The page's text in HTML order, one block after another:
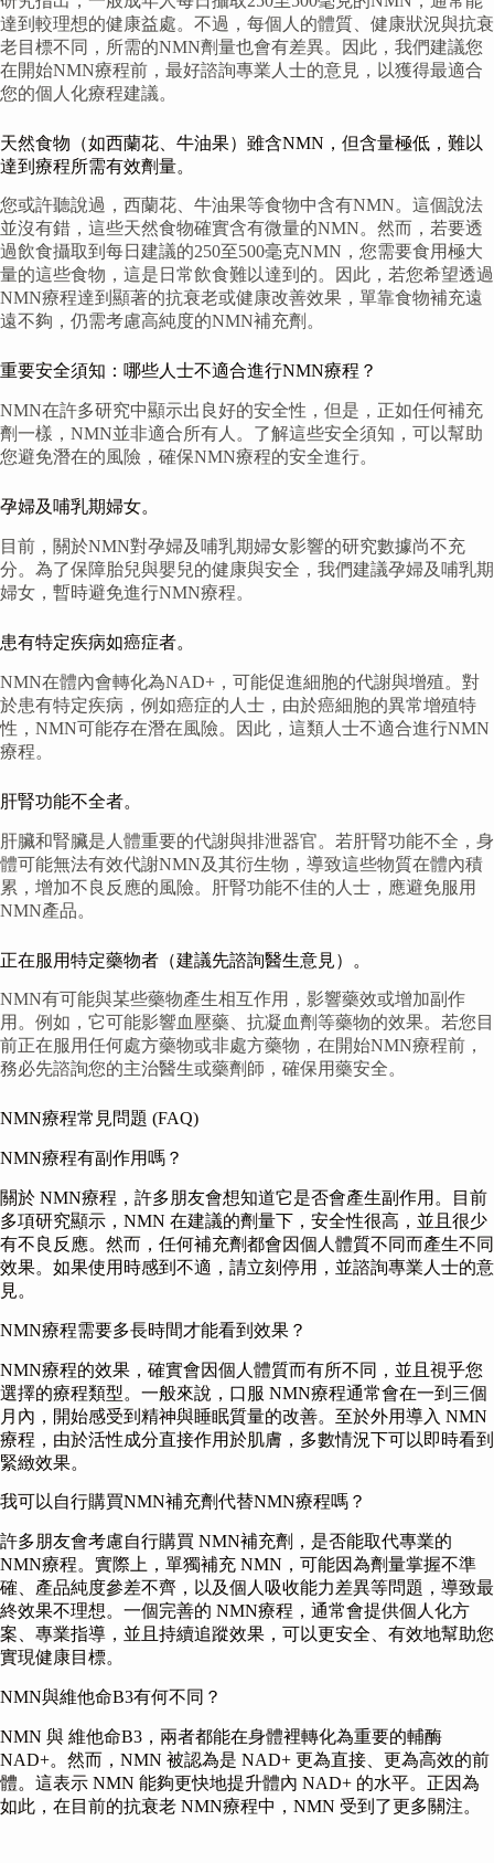
達到較理想的健康益處。不過，每個人的體質、健康狀況與抗衰
老目標不同，所需的NMN劑量也會有差異。因此，我們建議您
在開始NMN療程前，最好諮詢專業人士的意見，以獲得最適合
您的個人化療程建議。
天然食物（如西蘭花、牛油果）雖含NMN，但含量極低，難以
達到療程所需有效劑量。
您或許聽說過，西蘭花、牛油果等食物中含有NMN。這個說法
並沒有錯，這些天然食物確實含有微量的NMN。然而，若要透
過飲食攝取到每日建議的250至500毫克NMN，您需要食用極大
量的這些食物，這是日常飲食難以達到的。因此，若您希望透過
NMN療程達到顯著的抗衰老或健康改善效果，單靠食物補充遠
遠不夠，仍需考慮高純度的NMN補充劑。
重要安全須知：哪些人士不適合進行NMN療程？
NMN在許多研究中顯示出良好的安全性，但是，正如任何補充
劑一樣，NMN並非適合所有人。了解這些安全須知，可以幫助
您避免潛在的風險，確保NMN療程的安全進行。
孕婦及哺乳期婦女。
目前，關於NMN對孕婦及哺乳期婦女影響的研究數據尚不充
分。為了保障胎兒與嬰兒的健康與安全，我們建議孕婦及哺乳期
婦女，暫時避免進行NMN療程。
患有特定疾病如癌症者。
NMN在體內會轉化為NAD+，可能促進細胞的代謝與增殖。對
於患有特定疾病，例如癌症的人士，由於癌細胞的異常增殖特
性，NMN可能存在潛在風險。因此，這類人士不適合進行NMN
療程。
肝腎功能不全者。
肝臟和腎臟是人體重要的代謝與排泄器官。若肝腎功能不全，身
體可能無法有效代謝NMN及其衍生物，導致這些物質在體內積
累，增加不良反應的風險。肝腎功能不佳的人士，應避免服用
NMN產品。
正在服用特定藥物者（建議先諮詢醫生意見）。
NMN有可能與某些藥物產生相互作用，影響藥效或增加副作
用。例如，它可能影響血壓藥、抗凝血劑等藥物的效果。若您目
前正在服用任何處方藥物或非處方藥物，在開始NMN療程前，
務必先諮詢您的主治醫生或藥劑師，確保用藥安全。
NMN療程常見問題 (FAQ)
NMN療程有副作用嗎？
關於 NMN療程，許多朋友會想知道它是否會產生副作用。目前
多項研究顯示，NMN 在建議的劑量下，安全性很高，並且很少
有不良反應。然而，任何補充劑都會因個人體質不同而產生不同
效果。如果使用時感到不適，請立刻停用，並諮詢專業人士的意
見。
NMN療程需要多長時間才能看到效果？
NMN療程的效果，確實會因個人體質而有所不同，並且視乎您
選擇的療程類型。一般來說，口服 NMN療程通常會在一到三個
月內，開始感受到精神與睡眠質量的改善。至於外用導入 NMN
療程，由於活性成分直接作用於肌膚，多數情況下可以即時看到
緊緻效果。
我可以自行購買NMN補充劑代替NMN療程嗎？
許多朋友會考慮自行購買 NMN補充劑，是否能取代專業的
NMN療程。實際上，單獨補充 NMN，可能因為劑量掌握不準
確、產品純度參差不齊，以及個人吸收能力差異等問題，導致最
終效果不理想。一個完善的 NMN療程，通常會提供個人化方
案、專業指導，並且持續追蹤效果，可以更安全、有效地幫助您
實現健康目標。
NMN與維他命B3有何不同？
NMN 與 維他命B3，兩者都能在身體裡轉化為重要的輔酶
NAD+。然而，NMN 被認為是 NAD+ 更為直接、更為高效的前
體。這表示 NMN 能夠更快地提升體內 NAD+ 的水平。正因為
如此，在目前的抗衰老 NMN療程中，NMN 受到了更多關注。